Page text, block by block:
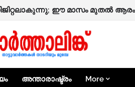
ഈ മാസം മുതൽ
പണം തട്ടാൻ ശ്രമം;
അന്താരാഷ്ട്രം More